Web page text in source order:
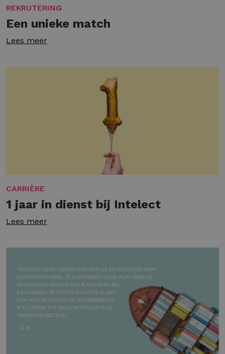
REKRUTERING
Een unieke match
Lees meer
CARRIÈRE
1 jaar in dienst bij Intelect
Lees meer